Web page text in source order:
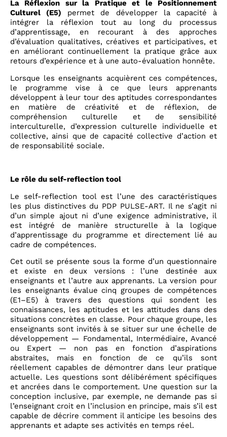
La Réflexion sur la Pratique et le Positionnement
Culturel (E5) permet de développer la capacité à
intégrer la réflexion tout au long du processus
d’apprentissage, en recourant à des approches
d’évaluation qualitatives, créatives et participatives, et
en améliorant continuellement la pratique grâce aux
retours d’expérience et à une auto-évaluation honnête.
Lorsque les enseignants acquièrent ces compétences,
le programme vise à ce que leurs apprenants
développent à leur tour des aptitudes correspondantes
en matière de créativité et de réflexion, de
compréhension culturelle et de sensibilité
interculturelle, d’expression culturelle individuelle et
collective, ainsi que de capacité collective d’action et
de responsabilité sociale.
Le rôle du self-reflection tool
Le self-reflection tool est l’une des caractéristiques
les plus distinctives du PDP PULSE-ART. Il ne s’agit ni
d’un simple ajout ni d’une exigence administrative, il
est intégré de manière structurelle à la logique
d’apprentissage du programme et directement lié au
cadre de compétences.
Cet outil se présente sous la forme d’un questionnaire
et existe en deux versions : l’une destinée aux
enseignants et l’autre aux apprenants. La version pour
les enseignants évalue cinq groupes de compétences
(E1–E5) à travers des questions qui sondent les
connaissances, les aptitudes et les attitudes dans des
situations concrètes en classe. Pour chaque groupe, les
enseignants sont invités à se situer sur une échelle de
développement — Fondamental, Intermédiaire, Avancé
ou Expert — non pas en fonction d’aspirations
abstraites, mais en fonction de ce qu’ils sont
réellement capables de démontrer dans leur pratique
actuelle. Les questions sont délibérément spécifiques
et ancrées dans le comportement. Une question sur la
conception inclusive, par exemple, ne demande pas si
l’enseignant croit en l’inclusion en principe, mais s’il est
capable de décrire comment il anticipe les besoins des
apprenants et adapte ses activités en temps réel.